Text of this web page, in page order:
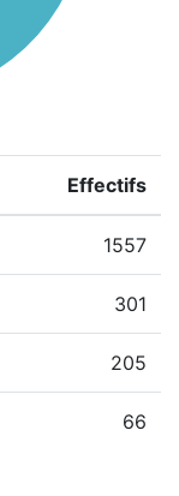
Effectifs
1557
301
205
66